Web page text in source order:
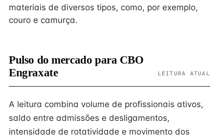
materiais de diversos tipos, como, por exemplo,
couro e camurça.
Pulso do mercado para CBO
Engraxate
LEITURA ATUAL
A leitura combina volume de profissionais ativos,
saldo entre admissões e desligamentos,
intensidade de rotatividade e movimento dos